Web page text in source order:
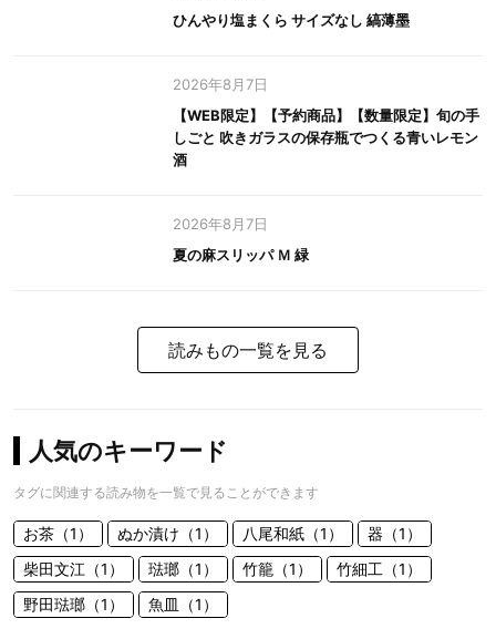
ひんやり塩まくら サイズなし 縞薄墨
2026年8月7日
【WEB限定】【予約商品】【数量限定】旬の手
しごと 吹きガラスの保存瓶でつくる青いレモン
酒
2026年8月7日
夏の麻スリッパ Ｍ 緑
読みもの一覧を見る
人気のキーワード
タグに関連する読み物を一覧で見ることができます
お茶（1） ぬか漬け（1） 八尾和紙（1）
器（1）
柴田文江（1）
琺瑯（1） 竹籠（1）
竹細工（1）
野田琺瑯（1）
魚皿（1）